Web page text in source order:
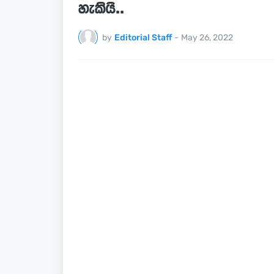
හැකියි..
by Editorial Staff - May 26, 2022